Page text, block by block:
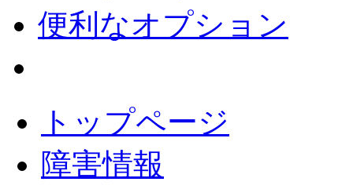
便利なオプション
トップページ
障害情報